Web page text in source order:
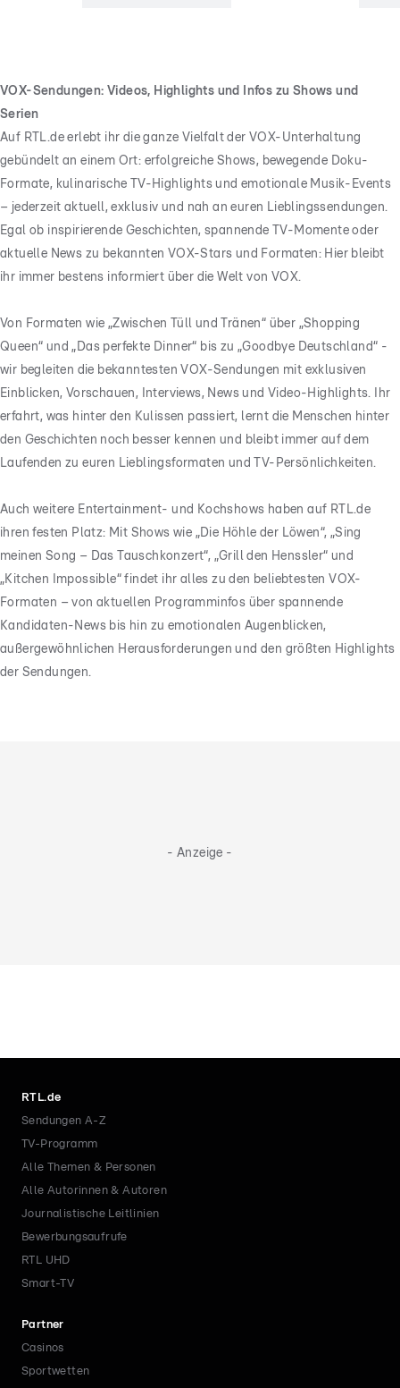
VOX-Sendungen: Videos, Highlights und Infos zu Shows und
Serien
Auf RTL.de erlebt ihr die ganze Vielfalt der VOX-Unterhaltung
gebündelt an einem Ort: erfolgreiche Shows, bewegende Doku-
Formate, kulinarische TV-Highlights und emotionale Musik-Events
– jederzeit aktuell, exklusiv und nah an euren Lieblingssendungen.
Egal ob inspirierende Geschichten, spannende TV-Momente oder
aktuelle News zu bekannten VOX-Stars und Formaten: Hier bleibt
ihr immer bestens informiert über die Welt von VOX.
Von Formaten wie „Zwischen Tüll und Tränen“ über „Shopping
Queen“ und „Das perfekte Dinner“ bis zu „Goodbye Deutschland“ -
wir begleiten die bekanntesten VOX-Sendungen mit exklusiven
Einblicken, Vorschauen, Interviews, News und Video-Highlights. Ihr
erfahrt, was hinter den Kulissen passiert, lernt die Menschen hinter
den Geschichten noch besser kennen und bleibt immer auf dem
Laufenden zu euren Lieblingsformaten und TV-Persönlichkeiten.
Auch weitere Entertainment- und Kochshows haben auf RTL.de
ihren festen Platz: Mit Shows wie „Die Höhle der Löwen“, „Sing
meinen Song – Das Tauschkonzert“, „Grill den Henssler“ und
„Kitchen Impossible“ findet ihr alles zu den beliebtesten VOX-
Formaten – von aktuellen Programminfos über spannende
Kandidaten-News bis hin zu emotionalen Augenblicken,
außergewöhnlichen Herausforderungen und den größten Highlights
der Sendungen.
- Anzeige -
RTL.de
Sendungen A-Z
TV-Programm
Alle Themen & Personen
Alle Autorinnen & Autoren
Journalistische Leitlinien
Bewerbungsaufrufe
RTL UHD
Smart-TV
Partner
Casinos
Sportwetten